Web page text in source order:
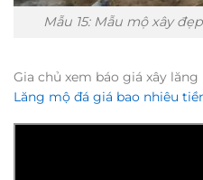
Mẫu 15: Mẫu mộ xây
Gia chủ xem báo giá xây
Lăng mộ đá giá bao nhiêu